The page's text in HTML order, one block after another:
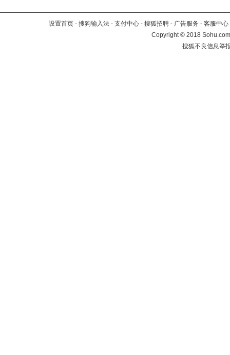
设置首页 - 搜狗输入法 - 支付中心 - 搜狐招聘 - 广告服务 - 客服中心
Copyright©2018
搜狐不良信息举